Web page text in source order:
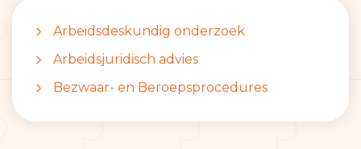
Arbeidsdeskundig onderzoek
Arbeidsjuridisch advies
Bezwaar- en Beroepsprocedures